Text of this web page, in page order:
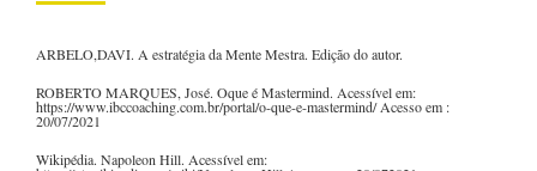
ARBELO,DAVI. A estratégia da Mente Mestra. Edição do autor.
ROBERTO MARQUES, José. Oque é Mastermind. Acessível em:
https://www.ibccoaching.com.br/portal/o-que-e-mastermind/ Acesso em :
20/07/2021
Wikipédia. Napoleon Hill. Acessível em: